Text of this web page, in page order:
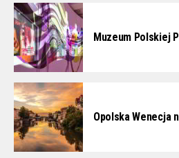
Muzeum Polskiej
Opolska Wenecja